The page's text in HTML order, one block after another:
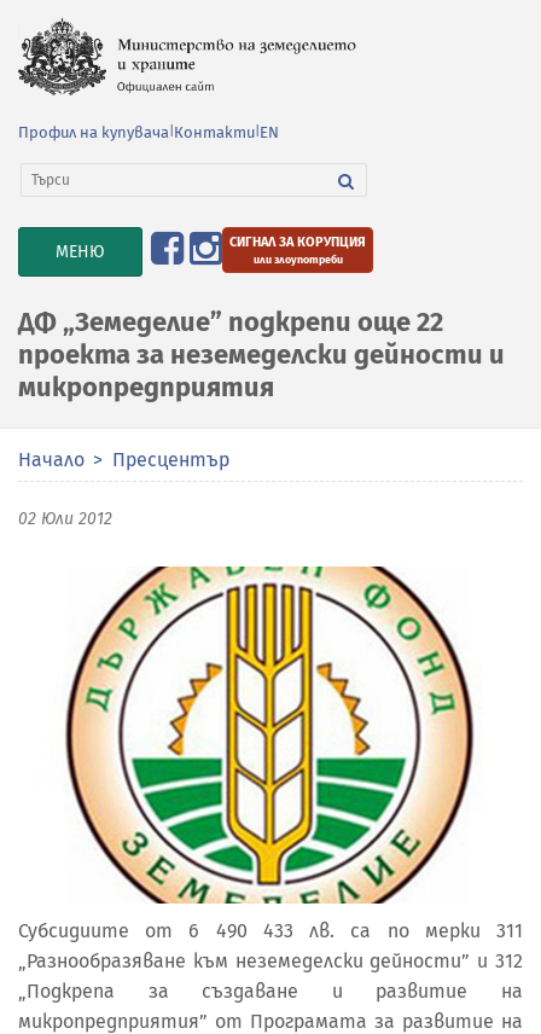
Профил на купувача Контакти EN
TOGGLE
NAVIGATION
МЕНЮ СИГНАЛ ЗА КОРУПЦИЯ
или злоупотреби
ДФ „Земеделие” подкрепи още 22
проекта за неземеделски дейности и
микропредприятия
Начало Пресцентър
02 Юли 2012
Субсидиите от 6 490 433 лв. са по мерки 311
„Разнообразяване към неземеделски дейности” и 312
„Подкрепа за създаване и развитие на
микропредприятия” от Програмата за развитие на